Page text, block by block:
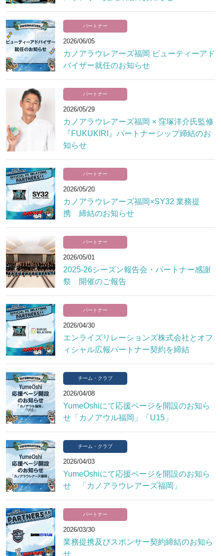
パートナー
2026/06/05
カノアラウレアーズ福岡 ビューティーアド
バイザー就任のお知らせ
パートナー
2026/05/29
カノアラウレアーズ福岡 × 窪塚洋介氏監修
『FUKUKIRI』パートナーシップ締結のお
知らせ
パートナー
2026/05/20
カノアラウレアーズ福岡×SY32 業務提
携 締結のお知らせ
パートナー
2026/05/01
2025-26シーズン報告会・パートナー感謝
祭 開催のご報告
パートナー
2026/04/30
エンライズリレーションズ株式会社とオフ
ィシャル広報パートナー契約を締結
チーム・クラブ
2026/04/08
YumeOshiにて応援ページを開設のお知ら
せ「カノアウル福岡」「U15」
チーム・クラブ
2026/04/03
YumeOshiにて応援ページを開設のお知ら
せ 「カノアラウレアーズ福岡」
パートナー
2026/03/30
業務提携及びスポンサー契約締結のお知ら
せ